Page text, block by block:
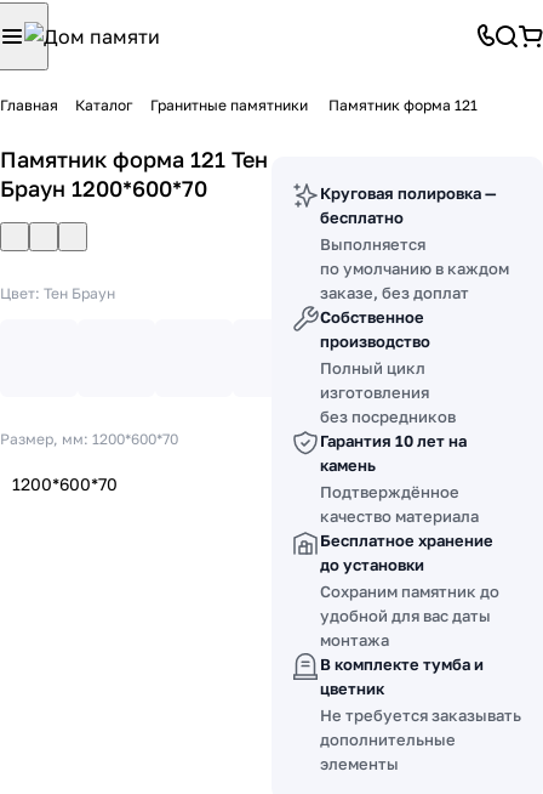
Главная Каталог Гранитные памятники Памятник форма 121
Памятник форма 121 Тен
Браун 1200*600*70
Цвет: Тен Браун
Размер, мм: 1200*600*70
1200*600*70
Круговая полировка —
бесплатно
Выполняется
по умолчанию в каждом
заказе, без доплат
Собственное
производство
Полный цикл
изготовления
без посредников
Гарантия 10 лет на
камень
Подтверждённое
качество материала
Бесплатное хранение
до установки
Сохраним памятник до
удобной для вас даты
монтажа
В комплекте тумба и
цветник
Не требуется заказывать
дополнительные
элементы